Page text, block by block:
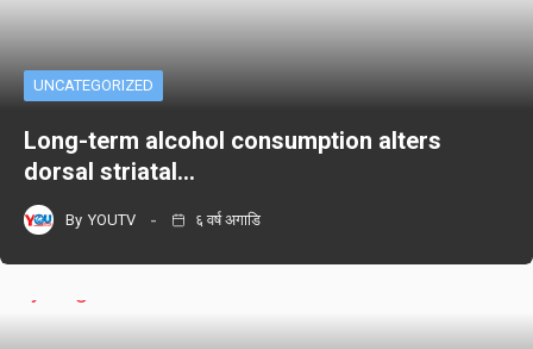
UNCATEGORIZED
Long-term alcohol consumption alters
dorsal striatal…
By YOUTV ६ वर्ष अगाडि